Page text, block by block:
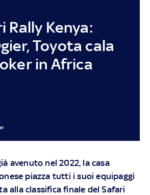
Rally Kenya:
Toyota cala
in Africa
avenuto nel 2022, la casa
piazza tutti i suoi equipaggi
alla classifica finale del Safari